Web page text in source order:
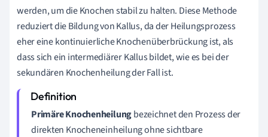
werden, um die Knochen stabil zu halten. Diese Methode
reduziert die Bildung von Kallus, da der Heilungsprozess
eher eine kontinuierliche Knochenüberbrückung ist, als
dass sich ein intermediärer Kallus bildet, wie es bei der
sekundären Knochenheilung der Fall ist.
Primäre Knochenheilungbezeichnet den Prozess der
direkten Knocheneinheilung ohne sichtbare